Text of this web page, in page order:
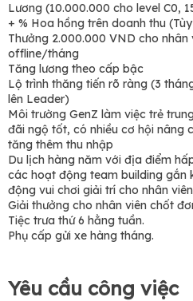
Lương (10.000.000 cho level C0,
+ % Hoa hồng trên doanh thu
Thưởng 2.000.000 VND cho
offline/tháng
Tăng lương theo cấp bậc
Lộ trình thăng tiến rõ ràng (3
lên Leader)
Môi trường GenZ làm việc trẻ
đãi ngộ tốt, có nhiều cơ hội nâng
tăng thêm thu nhập
Du lịch hàng năm với địa điểm
các hoạt động team building gắn
động vui chơi giải trí cho nhân viên
Giải thưởng cho nhân viên chốt
Tiệc trưa thứ 6 hằng tuần.
Phụ cấp gửi xe hàng tháng.
Yêu cầu công việc